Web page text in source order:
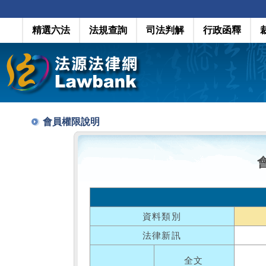
精選六法 法規查詢 司法判解 行政函釋
會員權限說明
資料類別
法律新訊
全文